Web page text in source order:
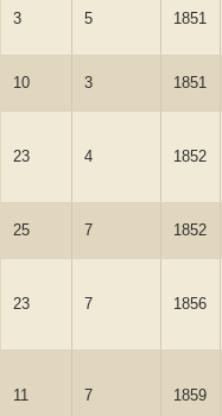
3 5 1851
10 3 1851
23 4 1852
25 7 1852
23 7 1856
11 7 1859